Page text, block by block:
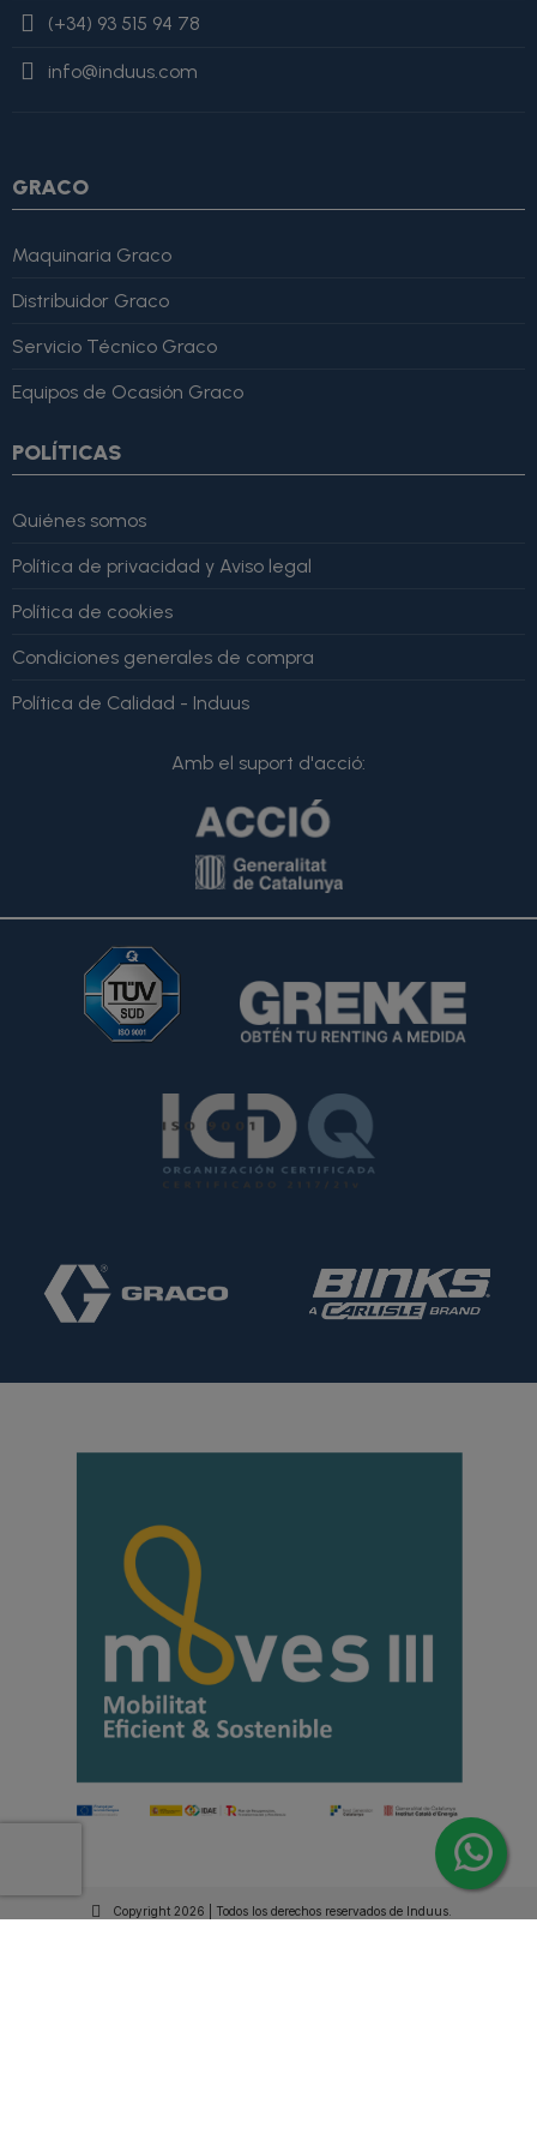
(+34) 93 515 94 78
info@induus.com
GRACO
Maquinaria Graco
Distribuidor Graco
Servicio Técnico Graco
Equipos de Ocasión Graco
POLÍTICAS
Quiénes somos
Política de privacidad y Aviso legal
Política de cookies
Condiciones generales de compra
Política de Calidad - Induus
Amb el suport d'acció:
Copyright 2026 | Todos los derechos reservados de Induus.
value=$imagesJson|cat:'"'} {/if} {/foreach}
Martínez" }, "reviewRating": { "@type": "Rating", "ratingValue":